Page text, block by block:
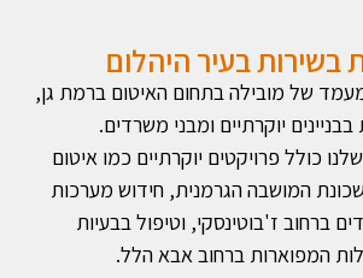
בשירות בעיר היהלום
של מובילה בתחום האיטום ברמת גן,
יוקרתיים ומבני משרדים.
כולל פרויקטים יוקרתיים כמו איטום
המושבה הגרמנית, חידוש מערכות
ברחוב ז'בוטינסקי, וטיפול בבעיות
המפוארות ברחוב אבא הלל.